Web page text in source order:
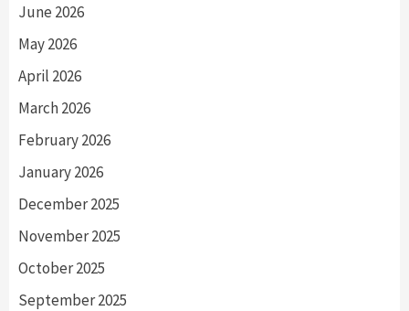
June 2026
May 2026
April 2026
March 2026
February 2026
January 2026
December 2025
November 2025
October 2025
September 2025